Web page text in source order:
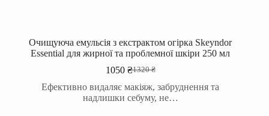
Очищуюча емульсія з екстрактом огірка Skeyndor
Essential для жирної та проблемної шкіри 250 мл
1320₴
Оригінальна
ціна:
1320 ₴.
1050 ₴Поточна
ціна:
1050 ₴.
Ефективно видаляє макіяж, забруднення та
надлишки себуму, не…